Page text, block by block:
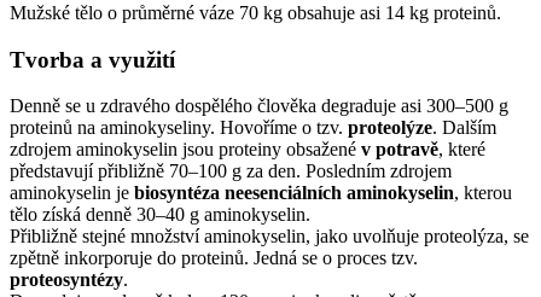
Mužské tělo o průměrné váze 70 kg obsahuje asi 14 kg proteinů.
Tvorba a využití
Denně se u zdravého dospělého člověka degraduje asi 300–500 g
proteinů na aminokyseliny. Hovoříme o tzv. proteolýze. Dalším
zdrojem aminokyselin jsou proteiny obsažené v potravě, které
představují přibližně 70–100 g za den. Posledním zdrojem
aminokyselin je biosyntéza neesenciálních aminokyselin, kterou
tělo získá denně 30–40 g aminokyselin.
Přibližně stejné množství aminokyselin, jako uvolňuje proteolýza, se
zpětně inkorporuje do proteinů. Jedná se o proces tzv.
proteosyntézy.